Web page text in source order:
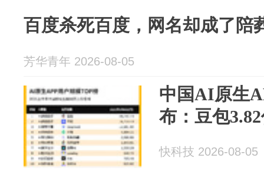
百度杀死百度，网名却成了陪
芳华青年 2026-08-05
中国AI原生
布：豆包
快科技 2026-08-05